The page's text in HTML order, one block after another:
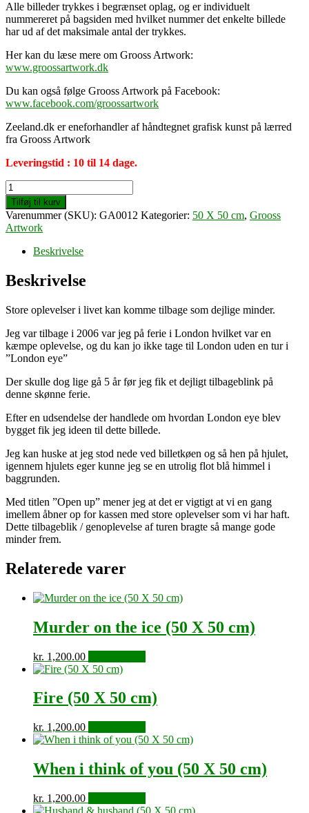
Alle billeder trykkes i begrænset oplag, og er individuelt
nummereret på bagsiden med hvilket nummer det enkelte billede
har ud af det maksimale antal der trykkes.
Her kan du læse mere om Grooss Artwork:
www.groossartwork.dk
Du kan også følge Grooss Artwork på Facebook:
www.facebook.com/groossartwork
Zeeland.dk er eneforhandler af håndtegnet grafisk kunst på lærred
fra Grooss Artwork
Leveringstid : 10 til 14 dage.
Open
up
(50
X
50
Tilføj til kurv
Varenummer (SKU): GA0012 Kategorier: 50 X 50 cm, Grooss
Artwork
Beskrivelse
Beskrivelse
Store oplevelser i livet kan komme tilbage som dejlige minder.
Jeg var tilbage i 2006 var jeg på ferie i London hvilket var en
kæmpe oplevelse, og du kan jo ikke tage til London uden en tur i
”London eye”
Der skulle dog lige gå 5 år før jeg fik et dejligt tilbageblink på
denne skønne ferie.
Efter en udsendelse der handlede om hvordan London eye blev
bygget fik jeg ideen til dette billede.
Jeg kan huske at jeg stod nede ved billetkøen og så hen på hjulet,
igennem hjulets eger kunne jeg se en utrolig flot blå himmel i
baggrunden.
Med titlen ”Open up” mener jeg at det er vigtigt at vi en gang
imellem åbner op for kassen med store oplevelser som vi har haft.
Dette tilbageblik / genoplevelse af turen bragte så mange gode
minder frem.
Relaterede varer
Murder on the ice (50 X 50 cm)
kr. 1,200.00
Fire (50 X 50 cm)
kr. 1,200.00
When i think of you (50 X 50 cm)
kr. 1,200.00